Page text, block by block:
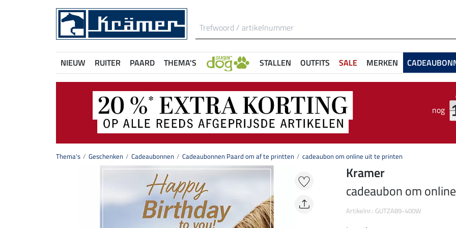
NIEUW RUITER PAARD THEMA'S STALLEN OUTFITS SALE MERKEN
nog
Thema's Geschenken Cadeaubonnen Cadeaubonnen Paard om af te printten cadeaubon om online uit te printen
Kramer
cadeaubon om
Artikelnr.: GUTZA89-400W